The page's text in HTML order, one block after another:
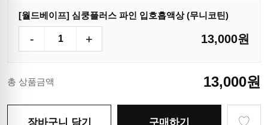
[월드베이프] 심쿵플러스 파인 입호흡액상 (무니코틴)
- + 13,000원
총 상품금액 13,000원
장바구니 담기 구매하기 ♡